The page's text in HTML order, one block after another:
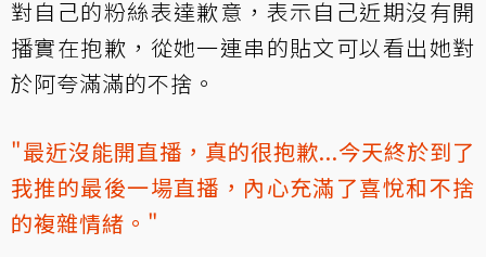
對自己的粉絲表達歉意，表示自己近期沒有開
播實在抱歉，從她一連串的貼文可以看出她對
於阿夸滿滿的不捨。
"最近沒能開直播，真的很抱歉...今天終於到了
我推的最後一場直播，內心充滿了喜悅和不捨
的複雜情緒。"